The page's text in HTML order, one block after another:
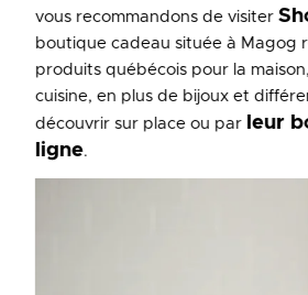
vous recommandons de visiter
boutique cadeau située à Magog
produits québécois pour la
cuisine, en plus de bijoux et
découvrir sur place ou par leur
ligne.